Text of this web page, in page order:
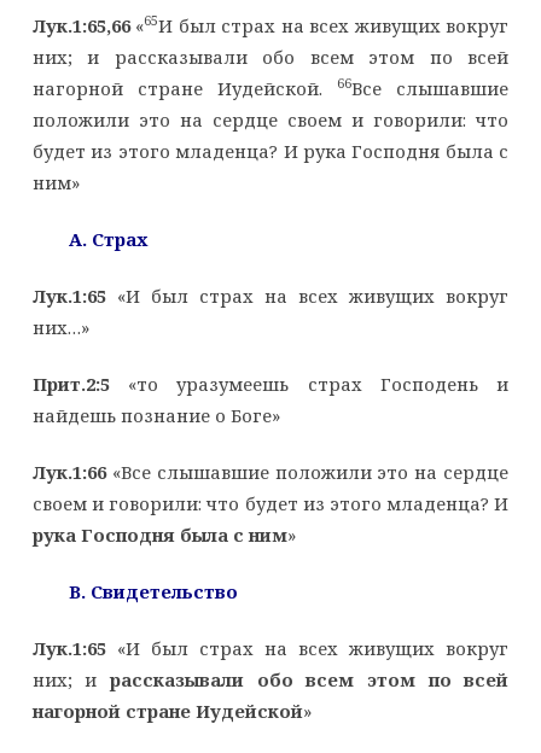
Лук.1:65,66«65И был страх на всех живущих вокруг
них; и рассказывали обо всем этом по всей
нагорной стране Иудейской.
66Все слышавшие
положили это на сердце своем и говорили: что
будет из этого младенца? И рука Господня была с
ним»
А. Страх
Лук.1:65«И был страх на всех живущих вокруг
них…»
Прит.2:5«то уразумеешь страх Господень и
найдешь познание о Боге»
Лук.1:66«Все слышавшие положили это на сердце
своем и говорили: что будет из этого младенца? И
рука Господня была с ним»
B. Свидетельство
Лук.1:65«И был страх на всех живущих вокруг
них; ирассказывали обо всем этом по всей
нагорной стране Иудейской»